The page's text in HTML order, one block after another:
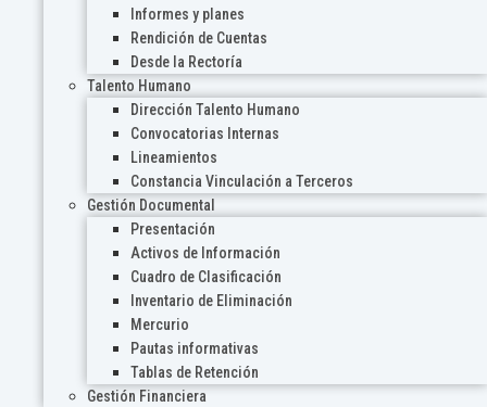
Informes y planes
Rendición de Cuentas
Desde la Rectoría
Talento Humano
Dirección Talento Humano
Convocatorias Internas
Lineamientos
Constancia Vinculación a Terceros
Gestión Documental
Presentación
Activos de Información
Cuadro de Clasificación
Inventario de Eliminación
Mercurio
Pautas informativas
Tablas de Retención
Gestión Financiera